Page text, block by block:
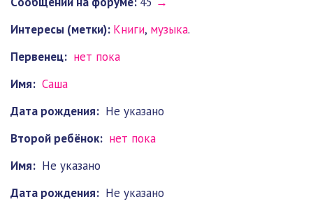
Интересы (метки): Книги, музыка.
Первенец: нет пока
Имя: Саша
Дата рождения: Не указано
Второй ребёнок: нет пока
Имя: Не указано
Дата рождения: Не указано